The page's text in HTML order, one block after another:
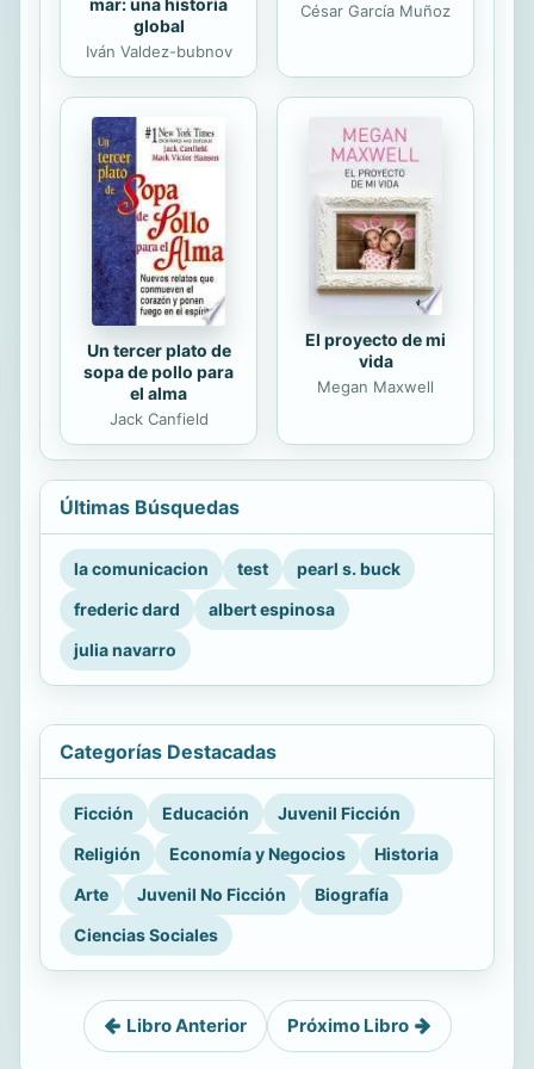
global
Iván Valdez-bubnov
César García Muñoz
Un tercer plato de
sopa de pollo para
el alma
Jack Canfield
El proyecto de mi
vida
Megan Maxwell
Últimas Búsquedas
la comunicacion test
pearl s. buck
frederic dard
albert espinosa
julia navarro
Categorías Destacadas
Ficción Educación
Juvenil Ficción
Religión
Economía y Negocios
Historia
Arte
Juvenil No Ficción
Biografía
Ciencias Sociales
Libro Anterior Próximo Libro